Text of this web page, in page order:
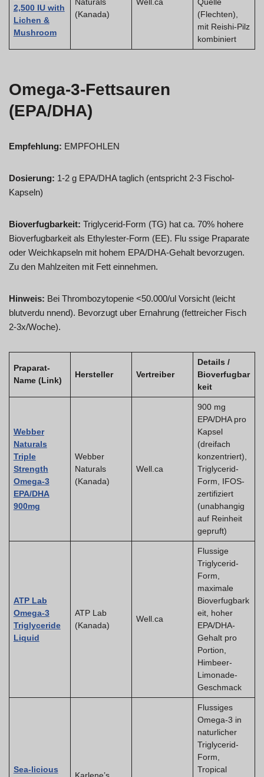
2,500 IU with
Lichen &
Mushroom
Naturals
(Kanada)
Well.ca
Quelle
(Flechten),
mit Reishi-Pilz
kombiniert
Omega-3-Fettsauren
(EPA/DHA)
Empfehlung: EMPFOHLEN
Dosierung: 1-2 g EPA/DHA taglich (entspricht 2-3 Fischol-
Kapseln)
Bioverfugbarkeit: Triglycerid-Form (TG) hat ca. 70% hohere
Bioverfugbarkeit als Ethylester-Form (EE). Flu ssige Praparate
oder Weichkapseln mit hohem EPA/DHA-Gehalt bevorzugen.
Zu den Mahlzeiten mit Fett einnehmen.
Hinweis: Bei Thrombozytopenie <50.000/ul Vorsicht (leicht
blutverdu nnend). Bevorzugt uber Ernahrung (fettreicher Fisch
2-3x/Woche).
Praparat-
Name (Link)
Hersteller Vertreiber
Details /
Bioverfugbar
keit
Webber
Naturals
Triple
Strength
Omega-3
EPA/DHA
900mg
Webber
Naturals
(Kanada)
Well.ca
900 mg
EPA/DHA pro
Kapsel
(dreifach
konzentriert),
Triglycerid-
Form, IFOS-
zertifiziert
(unabhangig
auf Reinheit
gepruft)
ATP Lab
Omega-3
Triglyceride
Liquid
ATP Lab
(Kanada)
Well.ca
Flussige
Triglycerid-
Form,
maximale
Bioverfugbark
eit, hoher
EPA/DHA-
Gehalt pro
Portion,
Himbeer-
Limonade-
Geschmack
Sea-licious
Flussiges
Omega-3 in
naturlicher
Triglycerid-
Form,
Tropical